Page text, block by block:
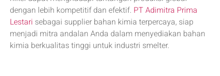
dengan lebih kompetitif dan efektif. PT Adimitra Prima
Lestari sebagai supplier bahan kimia terpercaya, siap
menjadi mitra andalan Anda dalam menyediakan bahan
kimia berkualitas tinggi untuk industri smelter.